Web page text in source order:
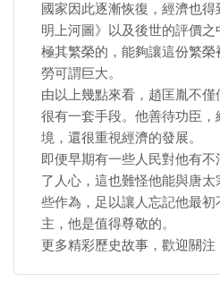
國家因此逐漸恢復，經濟也
明上河圖》以及後世的評價
極其繁榮的，能夠讓這份繁
勞可謂巨大。
由以上幾點來看，趙匡胤不
很有一套手段。他善待功臣
境，還很重視經濟的發展。
即便早期有一些人民對他有
了人心，這也難怪他能與唐
些作為，足以讓人忘記他最
主，他是值得尊敬的。
更多精彩歷史故事，歡迎關注